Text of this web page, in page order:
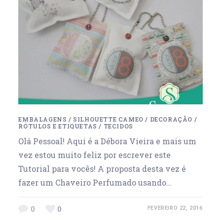
EMBALAGENS / SILHOUETTE CAMEO / DECORAÇÃO /
RÓTULOS E ETIQUETAS / TECIDOS
Olá Pessoal! Aqui é a Débora Vieira e mais um
vez estou muito feliz por escrever este
Tutorial para vocês! A proposta desta vez é
fazer um Chaveiro Perfumado usando…
0 0 FEVEREIRO 22, 2016